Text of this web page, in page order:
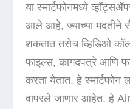
या स्मार्टफोनमध्ये
आले आहे, ज्याच्या मदतीने
शकतात तसेच व्हिडिओ
फाइल्स, कागदपत्रे आणि
करता येतात. हे स्मार्टफोन
वापरले जाणार आहेत. हे